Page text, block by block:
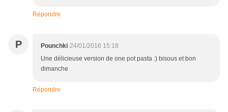
Répondre
P Pounchki 24/01/2016 15:18
Une délicieuse version de one pot pasta :) bisous et bon
dimanche
Répondre